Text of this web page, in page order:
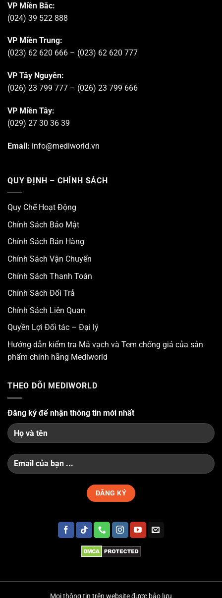
VP Miền Bắc:
(024) 39 522 888
VP Miền Trung:
(023) 62 620 666 – (023) 62 620 777
VP Tây Nguyên:
(026) 23 799 777 – (026) 23 799 666
VP Miền Tây:
(029) 27 30 36 39
Email: info@mediworld.vn
QUY ĐỊNH – CHÍNH SÁCH
Quy Chế Hoạt Động
Chính Sách Bảo Mật
Chính Sách Bán Hàng
Chính Sách Vận Chuyển
Chính Sách Thanh Toán
Chính Sách Đổi Trả
Chính Sách Liên Quan
Quyền Lợi Đối tác – Đại lý
Hướng dẫn kiểm tra Mã vạch và Tem chống giả của sản
phẩm chính hãng Mediworld
THEO DÕI MEDIWORLD
Đăng ký để nhận thông tin mới nhất
Mọi thông tin trên website được bảo lưu